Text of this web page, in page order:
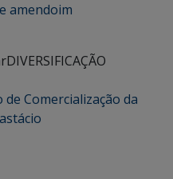
amendoim
DIVERSIFICAÇÃO
Comercialização da